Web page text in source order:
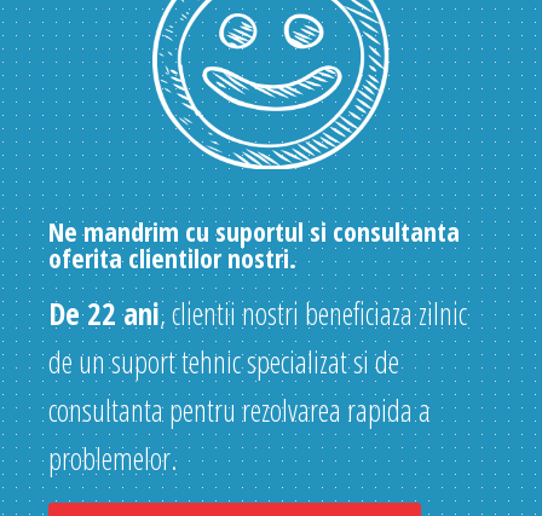
Ne mandrim cu suportul si consultanta
oferita clientilor nostri.
De 22 ani, clientii nostri beneficiaza zilnic
de un suport tehnic specializat si de
consultanta pentru rezolvarea rapida a
problemelor.